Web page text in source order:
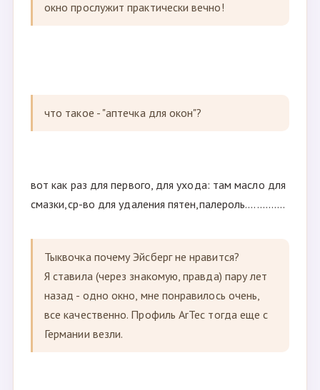
окно прослужит практически вечно!
что такое - "аптечка для окон"?
вот как раз для первого, для ухода: там масло для
смазки,ср-во для удаления пятен,палероль..............
Тыквочка почему Эйсберг не нравится?
Я ставила (через знакомую, правда) пару лет
назад - одно окно, мне понравилось очень,
все качественно. Профиль ArTec тогда еще с
Германии везли.